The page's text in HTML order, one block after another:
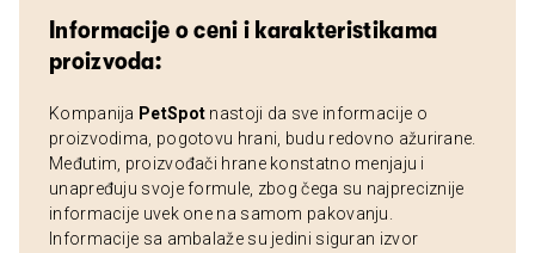
Informacije o ceni i karakteristikama
proizvoda:
Kompanija PetSpot nastoji da sve informacije o
proizvodima, pogotovu hrani, budu redovno ažurirane.
Međutim, proizvođači hrane konstatno menjaju i
unapređuju svoje formule, zbog čega su najpreciznije
informacije uvek one na samom pakovanju.
Informacije sa ambalaže su jedini siguran izvor